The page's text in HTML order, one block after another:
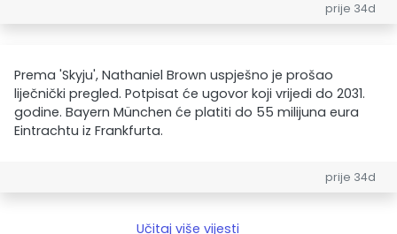
prije 34d
Prema 'Skyju', Nathaniel Brown uspješno je prošao
liječnički pregled. Potpisat će ugovor koji vrijedi do 2031.
godine. Bayern München će platiti do 55 milijuna eura
Eintrachtu iz Frankfurta.
prije 34d
Učitaj više vijesti